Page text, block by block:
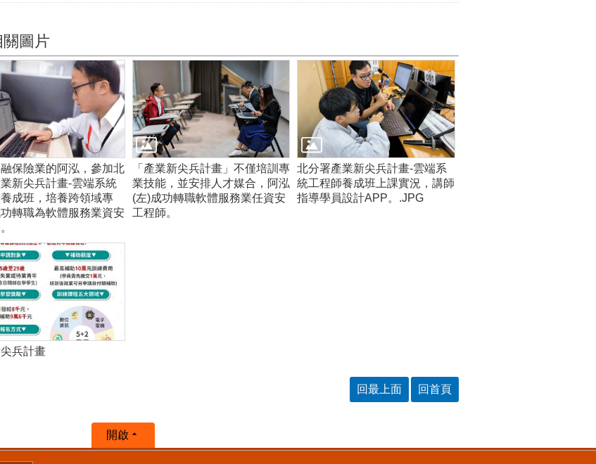
關圖片
保險業的阿泓，參加北
新尖兵計畫-雲端系統
成班，培養跨領域專
轉職為軟體服務業資安
「產業新尖兵計畫」不僅培訓專
業技能，並安排人才媒合，阿泓
(左)成功轉職軟體服務業任資安
工程師。
北分署產業新尖兵計畫-雲端系
統工程師養成班上課實況，講師
指導學員設計APP。.JPG
兵計畫
回最上面 回首頁
開啟